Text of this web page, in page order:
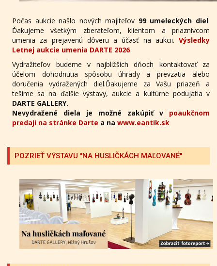
Počas aukcie našlo nových majiteľov 99 umeleckých diel.
Ďakujeme všetkým zberateľom, klientom a priaznivcom
umenia za prejavenú dôveru a účasť na aukcii. Výsledky
Letnej aukcie umenia DARTE 2026
Vydražiteľov budeme v najbližších dňoch kontaktovať za
účelom dohodnutia spôsobu úhrady a prevzatia alebo
doručenia vydražených diel.Ďakujeme za Vašu priazeň a
tešíme sa na ďalšie výstavy, aukcie a kultúrne podujatia v
DARTE GALLERY.
Nevydražené diela je možné zakúpiť v poaukčnom
predaji na stránke Darte a na www.eantik.sk
POZRIEŤ VÝSTAVU "NA HUSLIČKÁCH MAĽOVANÉ"